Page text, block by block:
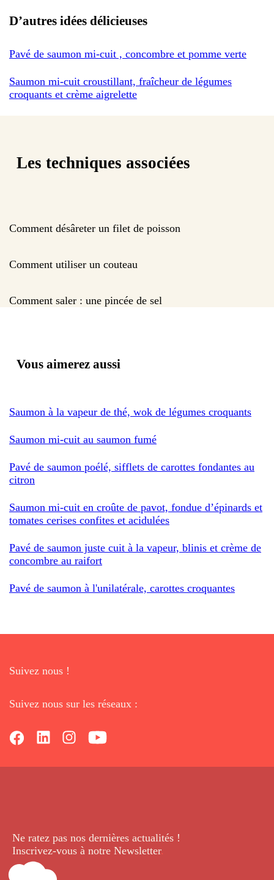
D’autres idées délicieuses
Pavé de saumon mi-cuit , concombre et pomme verte
Saumon mi-cuit croustillant, fraîcheur de légumes
croquants et crème aigrelette
Les techniques associées
Comment désâreter un filet de poisson
Comment utiliser un couteau
Comment saler : une pincée de sel
Vous aimerez aussi
Saumon à la vapeur de thé, wok de légumes croquants
Saumon mi-cuit au saumon fumé
Pavé de saumon poélé, sifflets de carottes fondantes au
citron
Saumon mi-cuit en croûte de pavot, fondue d’épinards et
tomates cerises confites et acidulées
Pavé de saumon juste cuit à la vapeur, blinis et crème de
concombre au raifort
Pavé de saumon à l'unilatérale, carottes croquantes
Suivez nous !
Suivez nous sur les réseaux :
Ne ratez pas nos dernières actualités !
Inscrivez-vous à notre Newsletter.